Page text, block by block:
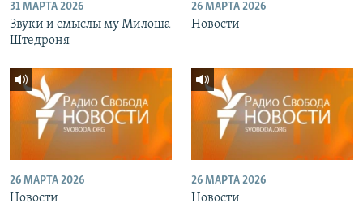
31 МАРТА 2026
Звуки и смыслы му Милоша
Штедроня
26 МАРТА 2026
Новости
26 МАРТА 2026
Новости
26 МАРТА 2026
Новости